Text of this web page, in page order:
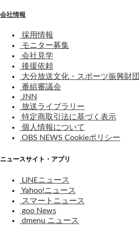
会社情報
採用情報
モニター募集
会社見学
後援依頼
大分放送文化・スポーツ振興財団
番組審議会
JNN
放送ライブラリー
特定商取引法に基づく表示
個人情報について
OBS NEWS Cookieポリシー
ニュースサイト・アプリ
LINEニュース
Yahoo!ニュース
スマートニュース
goo News
dmenu ニュース